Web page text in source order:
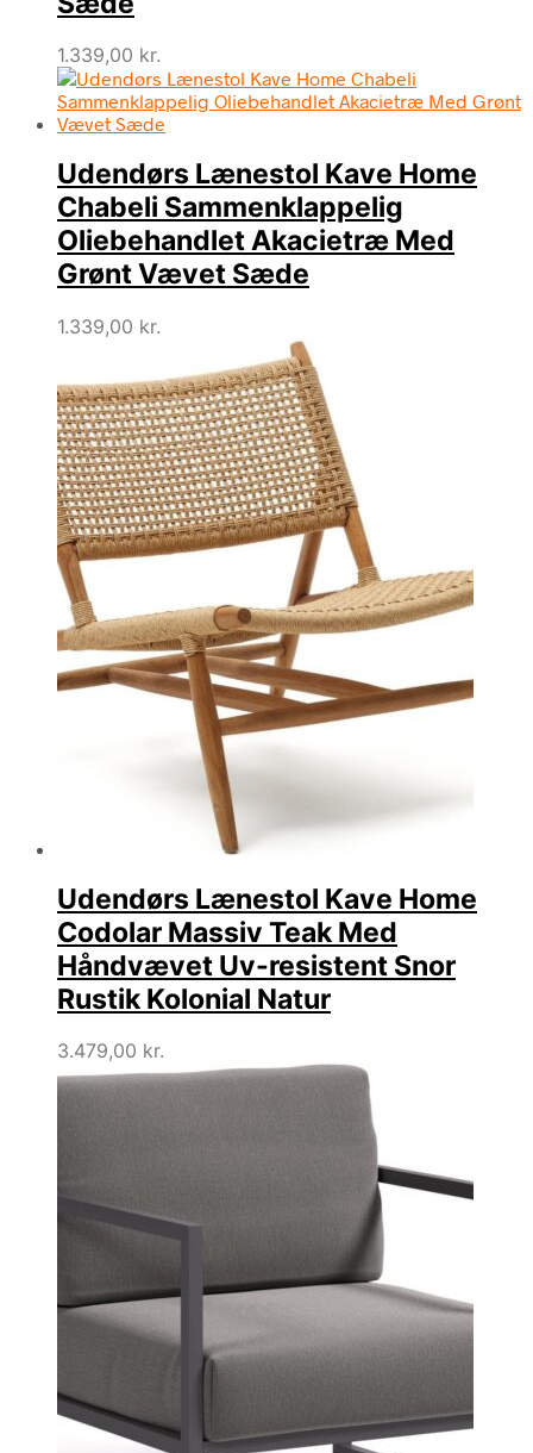
1.339,00 kr.
Udendørs Lænestol Kave Home
Chabeli Sammenklappelig
Oliebehandlet Akacietræ Med
Grønt Vævet Sæde
1.339,00 kr.
Udendørs Lænestol Kave Home
Codolar Massiv Teak Med
Håndvævet Uv-resistent Snor
Rustik Kolonial Natur
3.479,00 kr.